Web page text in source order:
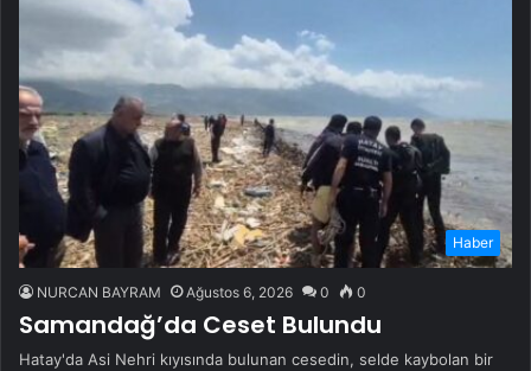
Haber
NURCAN BAYRAM Ağustos 6, 2026 0 0
Samandağ’da Ceset Bulundu
Hatay'da Asi Nehri kıyısında bulunan cesedin, selde kaybolan bir